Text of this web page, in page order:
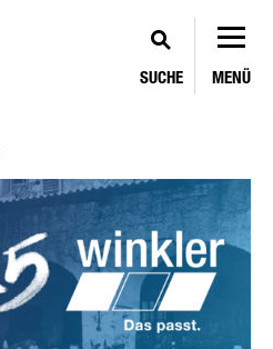
SUCHE MENÜ